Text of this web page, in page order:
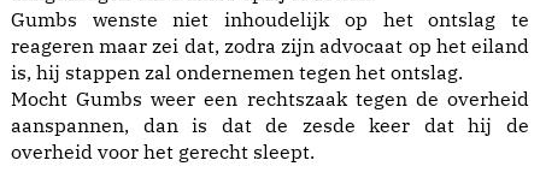
Gumbs wenste niet inhoudelijk op het ontslag te
reageren maar zei dat, zodra zijn advocaat op het eiland
is, hij stappen zal ondernemen tegen het ontslag.
Mocht Gumbs weer een rechtszaak tegen de overheid
aanspannen, dan is dat de zesde keer dat hij de
overheid voor het gerecht sleept.